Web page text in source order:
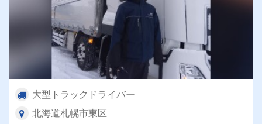
大型トラックドライバー
北海道札幌市東区